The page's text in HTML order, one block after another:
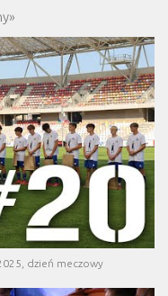
»
dzień meczowy